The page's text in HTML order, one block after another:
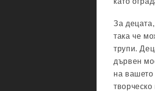
За
така че
трупи.
дървен
на вашето